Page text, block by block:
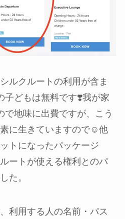
ルクルートの利用が含ま
子どもは無料です❣️我が家
で地味に出費ですが、こう
に生きていますので☺️他
トになったパッケージ
ートが使える権利とのパ
た。
利用する人の名前・パス